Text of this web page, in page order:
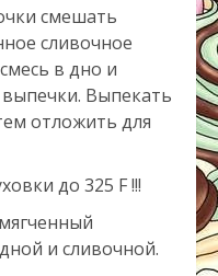
смешать
сливочное
в дно и
Выпекать
отложить для
до 325 F !!!
и сливочной.